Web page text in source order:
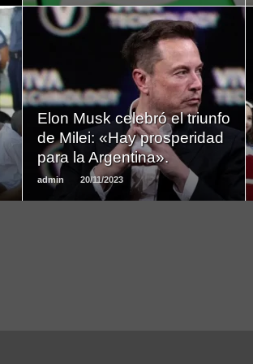
Elon Musk celebró el triunfo
de Milei: «Hay prosperidad
para la Argentina».
admin 20/11/2023
LEER
MAS